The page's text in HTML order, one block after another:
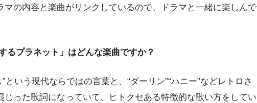
マの内容と楽曲がリンクしているので、ドラマと一緒に楽しんで
るプラネット」はどんな楽曲ですか？
”という現代ならではの言葉と、“ダーリン”“ハニー”などレトロさ
じった歌詞になっていて、ヒトクセある特徴的な歌い方をしてい